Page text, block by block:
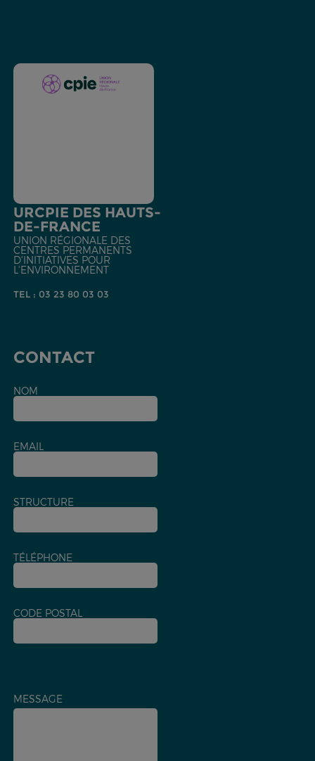
URCPIE DES HAUTS-
DE-FRANCE
UNION RÉGIONALE DES
CENTRES PERMANENTS
D'INITIATIVES POUR
L'ENVIRONNEMENT
TEL : 03 23 80 03 03
CONTACT
NOM
EMAIL
STRUCTURE
TÉLÉPHONE
CODE POSTAL
MESSAGE